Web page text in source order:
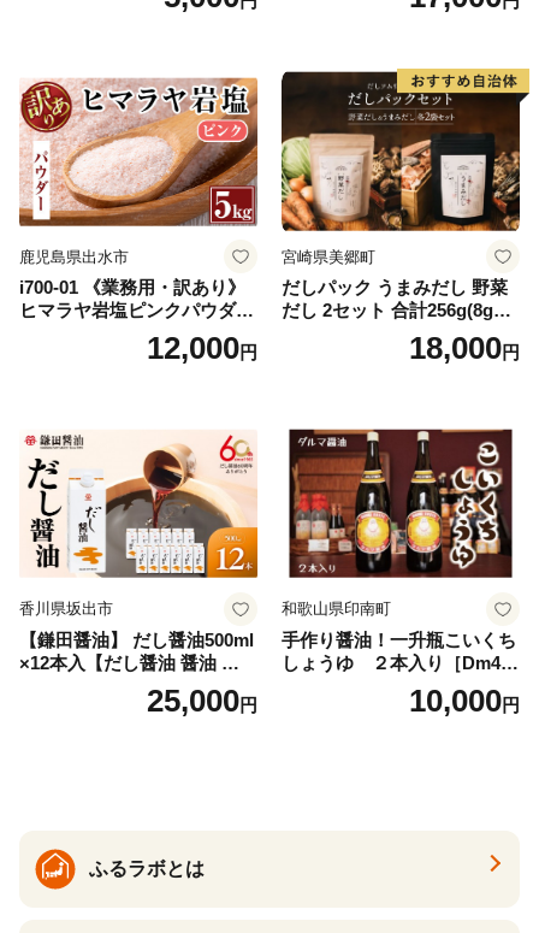
ブ】
鹿児島県出水市
i700-01 《業務用・訳あり》
ヒマラヤ岩塩ピンクパウダー
タイプ(5kg) 岩塩 塩 調味料
しお 保存料不使用 天然 パウ
ティースマイル】
12,000円
宮崎県美郷町
だしパック うまみだし 野菜
だし 2セット 合計256g(8g×8
パック×2種×2セット) [岡田商
店 宮崎県 美郷町 31ac0069]
18,000円
香川県坂出市
【鎌田醤油】 だし醤油500ml
×12本入【だし醤油 醤油 人気
おすすめ 人気だし醤油 出汁
25,000円
和歌山県印南町
手作り醤油！一升瓶こいくち
しょうゆ ２本入り［Dm4］
｜手作り 醤油 和歌山県 印南
町 一升瓶 こいくちしょうゆ
10,000円
ふるラボとは